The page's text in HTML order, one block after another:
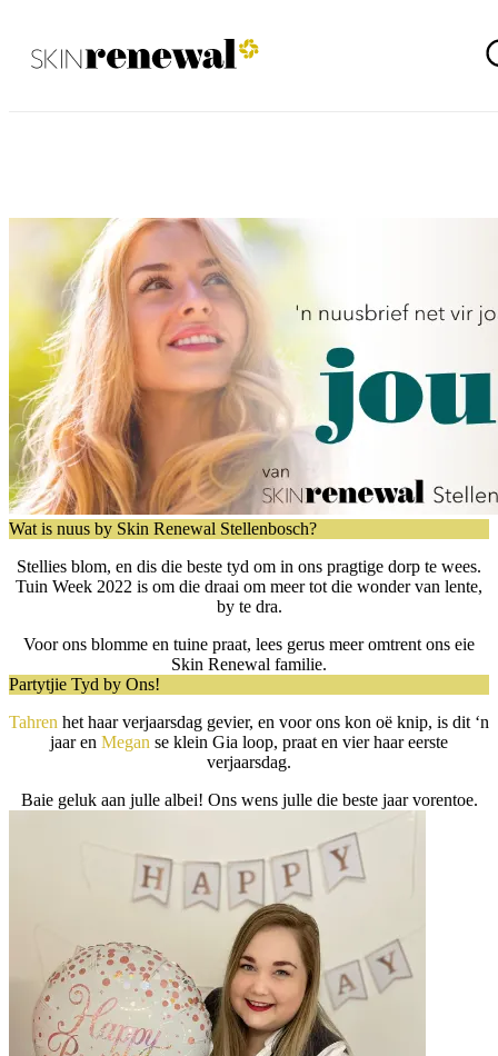
Skin Renewal Homepage
Wat is nuus by Skin Renewal Stellenbosch?
Stellies blom, en dis die beste tyd om in ons pragtige dorp te wees.
Tuin Week 2022 is om die draai om meer tot die wonder van lente,
by te dra.
Voor ons blomme en tuine praat, lees gerus meer omtrent ons eie
Skin Renewal familie.
Partytjie Tyd by Ons!
Tahren het haar verjaarsdag gevier, en voor ons kon oë knip, is dit ‘n
jaar en Megan se klein Gia loop, praat en vier haar eerste
verjaarsdag.
Baie geluk aan julle albei! Ons wens julle die beste jaar vorentoe.